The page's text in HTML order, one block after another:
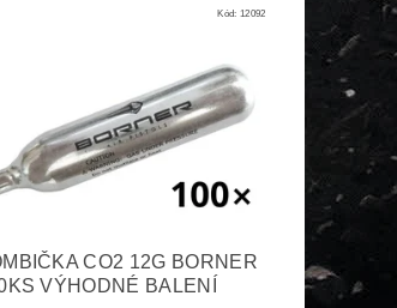
Kód:12092
CO2 12G BORNER
VÝHODNÉ BALENÍ